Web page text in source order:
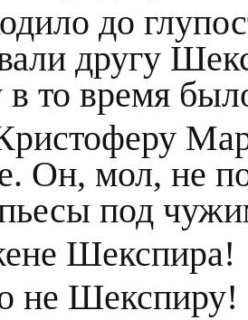
до
другу
в то время
Он, мол, не
под
Шекспира!
не Шекспиру!